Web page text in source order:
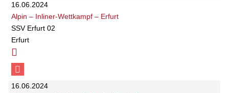
16.06.2024
Alpin – Inliner-Wettkampf – Erfurt
SSV Erfurt 02
Erfurt
16.06.2024